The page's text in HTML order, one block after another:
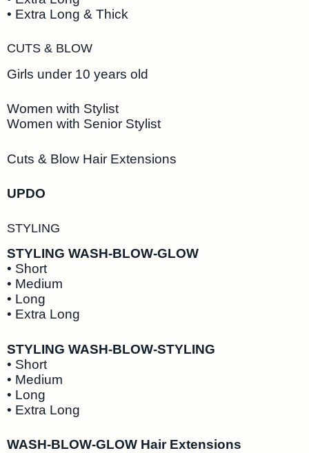
• Extra Long & Thick
CUTS & BLOW
Girls under 10 years old
Women with Stylist
Women with Senior Stylist
Cuts & Blow Hair Extensions
UPDO
STYLING
STYLING WASH-BLOW-GLOW
• Short
• Medium
• Long
• Extra Long
STYLING WASH-BLOW-STYLING
• Short
• Medium
• Long
• Extra Long
WASH-BLOW-GLOW Hair Extensions